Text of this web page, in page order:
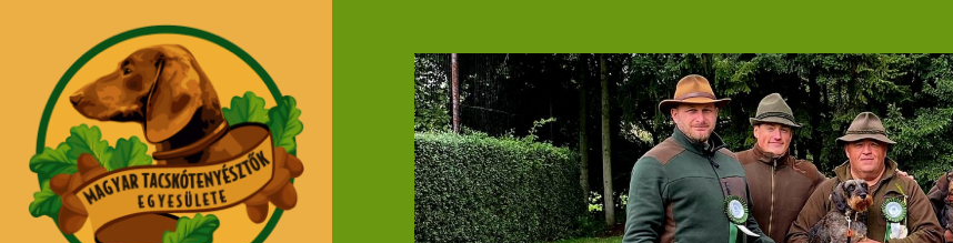
Magyar
Tacskótenyésztők
Egyesülete